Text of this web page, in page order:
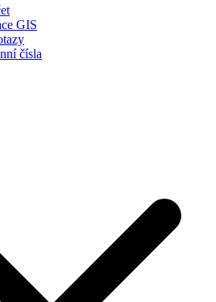
GIS
čísla